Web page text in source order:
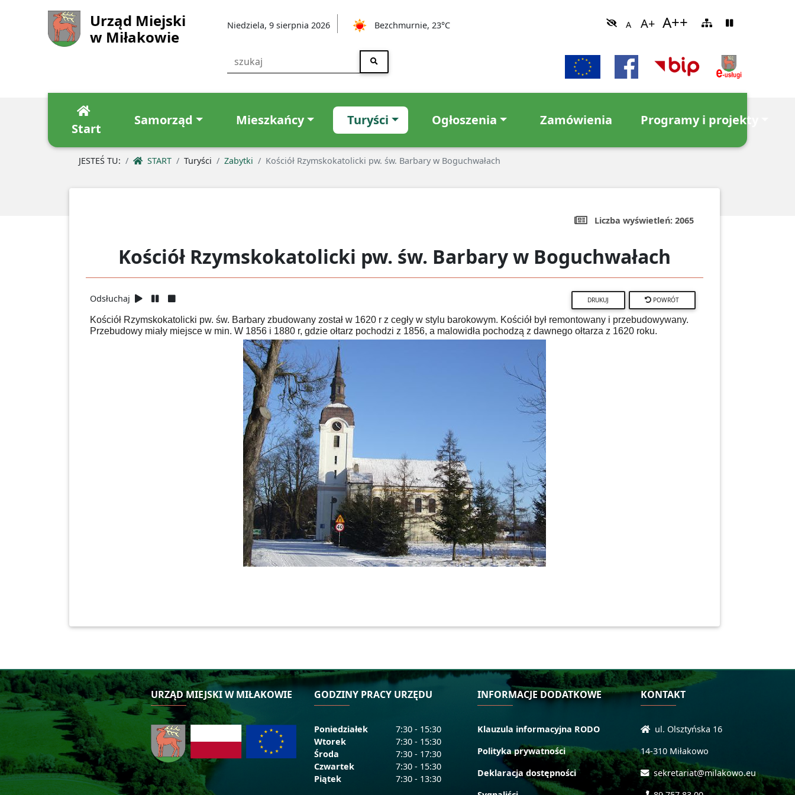
Urząd Miejski
w Miłakowie
Niedziela, 9 sierpnia 2026 Bezchmurnie, 23°C
Start
Samorząd Mieszkańcy Turyści Ogłoszenia Zamówienia Programy i projekty
JESTEŚ TU: START Turyści Zabytki Kościół Rzymskokatolicki pw. św. Barbary w Boguchwałach
Liczba wyświetleń: 2065
Kościół Rzymskokatolicki pw. św. Barbary w Boguchwałach
Odsłuchaj POWRÓT
Kościół Rzymskokatolicki pw. św. Barbary zbudowany został w 1620 r z cegły w stylu barokowym. Kościół był remontowany i przebudowywany.
Przebudowy miały miejsce w min. W 1856 i 1880 r, gdzie ołtarz pochodzi z 1856, a malowidła pochodzą z dawnego ołtarza z 1620 roku.
URZĄD MIEJSKI W MIŁAKOWIE GODZINY PRACY URZĘDU
Poniedziałek
7:30 - 15:30
Wtorek
7:30 - 15:30
Środa
7:30 - 17:30
Czwartek
7:30 - 15:30
Piątek
7:30 - 13:30
INFORMACJE DODATKOWE
Klauzula informacyjna RODO
Polityka prywatności
Deklaracja dostępności
KONTAKT
ul. Olsztyńska 16
14-310 Miłakowo
sekretariat@milakowo.eu